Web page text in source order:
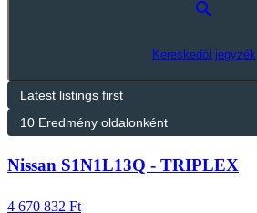
search
Kereskedöi jegyzék
Nissan S1N1L13Q - TRIPLEX
4 670 832 Ft